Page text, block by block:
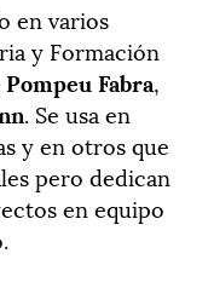
en varios
y Formación
Pompeu Fabra,
. Se usa en
y en otros que
pero dedican
en equipo